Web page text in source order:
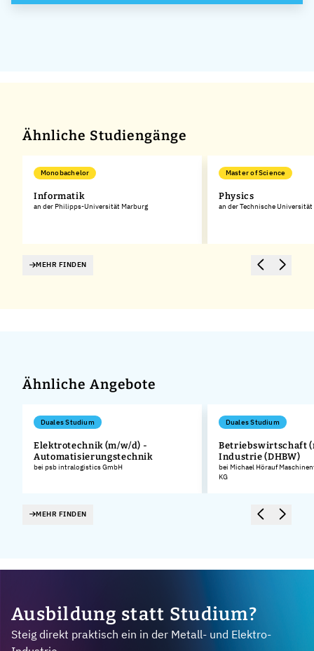
Ähnliche Studiengänge
Monobachelor
Informatik
an der Philipps-Universität Marburg
Master of Science
Physics
an der Technische Universität
MEHR FINDEN
Ähnliche Angebote
Duales Studium
Elektrotechnik (m/w/d) -
Automatisierungstechnik
bei psb intralogistics GmbH
Duales Studium
Betriebswirtschaft
Industrie (DHBW)
bei Michael Hörauf
KG
MEHR FINDEN
Ausbildung statt Studium?
Steig direkt praktisch ein in der Metall- und Elektro-